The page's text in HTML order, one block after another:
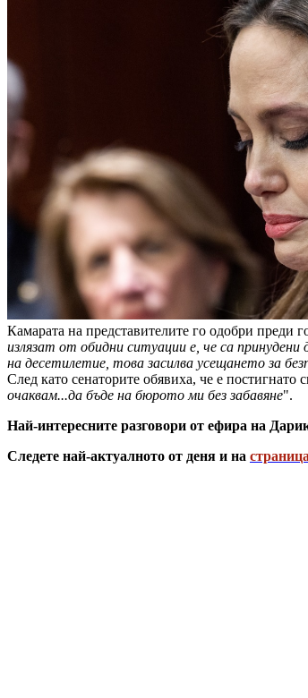
Камарата на представителите го одобри преди
излязат от обидни ситуации е, че са
на десетилетие, това засилва усещането за
След като сенаторите обявиха, че е
очаквам...да бъде на бюрото ми без забавяне".
Най-интересните разговори от ефира на
Следете най-актуалното от деня и на